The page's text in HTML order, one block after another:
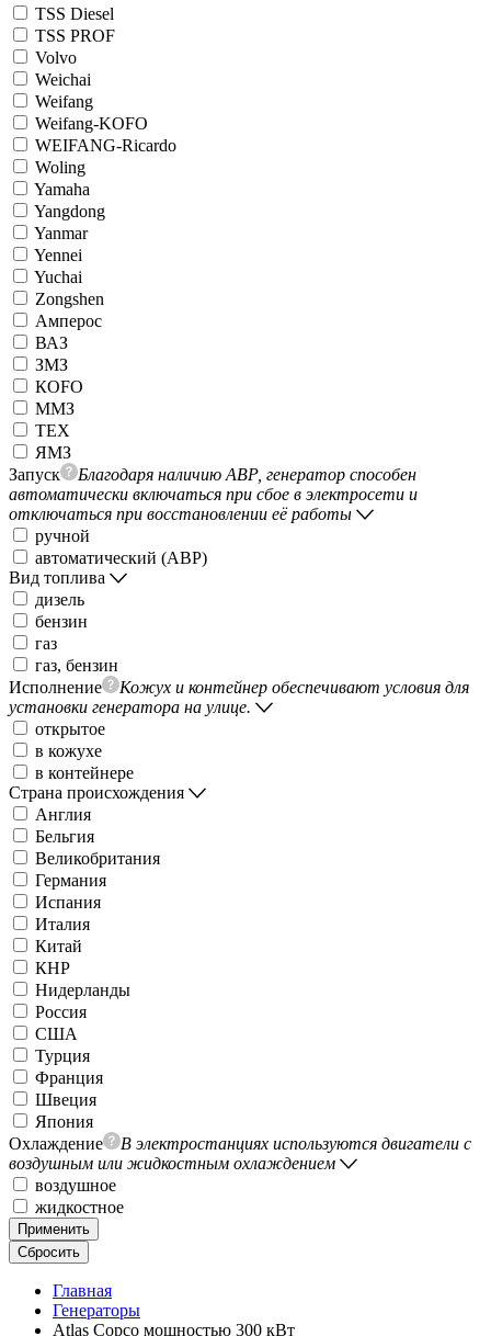
TSS Diesel
TSS PROF
Volvo
Weichai
Weifang
Weifang-KOFO
WEIFANG-Ricardo
Woling
Yamaha
Yangdong
Yanmar
Yennei
Yuchai
Zongshen
Амперос
ВАЗ
ЗМЗ
КОFO
ММЗ
ТЕХ
ЯМЗ
Запуск
Благодаря наличию АВР, генератор способен
автоматически включаться при сбое в электросети и
отключаться при восстановлении её работы
ручной
автоматический (АВР)
Вид топлива
дизель
бензин
газ
газ, бензин
Исполнение
Кожух и контейнер обеспечивают условия для
установки генератора на улице.
открытое
в кожухе
в контейнере
Страна происхождения
Англия
Бельгия
Великобритания
Германия
Испания
Италия
Китай
КНР
Нидерланды
Россия
США
Турция
Франция
Швеция
Япония
Охлаждение
В электростанциях используются двигатели с
воздушным или жидкостным охлаждением
воздушное
жидкостное
Применить
Сбросить
Главная
Генераторы
Atlas Copco мощностью 300 кВт